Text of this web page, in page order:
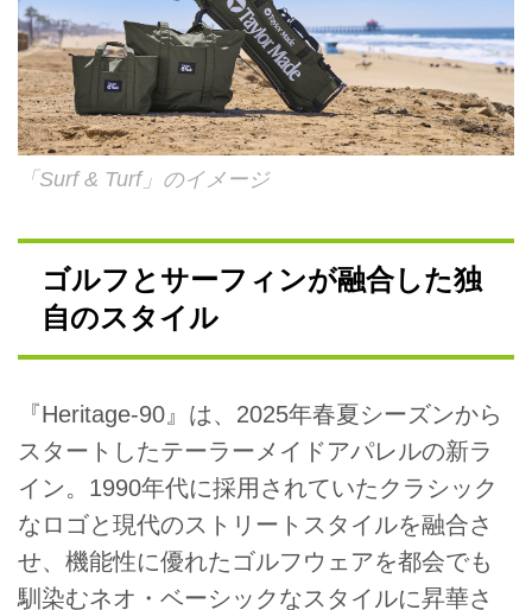
「Surf & Turf」のイメージ
ゴルフとサーフィンが融合した独
自のスタイル
『Heritage-90』は、2025年春夏シーズンから
スタートしたテーラーメイドアパレルの新ラ
イン。1990年代に採用されていたクラシック
なロゴと現代のストリートスタイルを融合さ
せ、機能性に優れたゴルフウェアを都会でも
馴染むネオ・ベーシックなスタイルに昇華さ